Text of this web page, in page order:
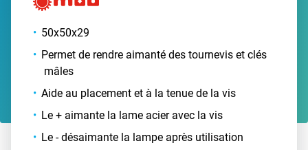
50x50x29
Permet de rendre aimanté des tournevis et clés
mâles
Aide au placement et à la tenue de la vis
Le + aimante la lame acier avec la vis
Le - désaimante la lampe après utilisation